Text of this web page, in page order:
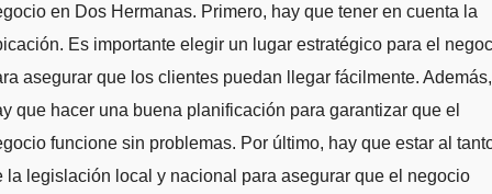
en Dos Hermanas. Primero, hay que tener en cuenta la
Es importante elegir un lugar estratégico para el
asegurar que los clientes puedan llegar fácilmente. Además,
que hacer una buena planificación para garantizar que el
funcione sin problemas. Por último, hay que estar al
la legislación local y nacional para asegurar que el negocio